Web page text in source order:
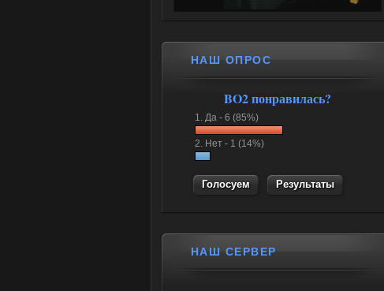
НАШ ОПРОС
BO2 понравилась?
1. Да - 6 (85%)
2. Нет - 1 (14%)
Результаты
НАШ СЕРВЕР